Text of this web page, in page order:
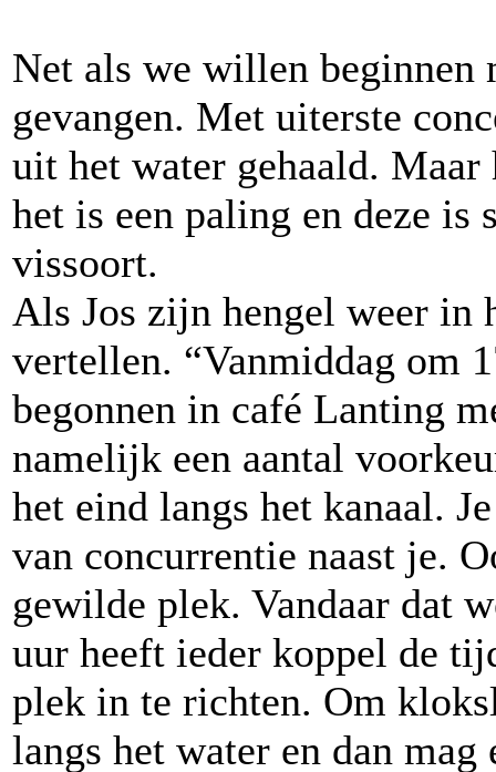
Net als we willen beginnen
gevangen. Met uiterste
uit het water gehaald.
het is een paling en deze is
vissoort.
Als Jos zijn hengel weer in
vertellen. “Vanmiddag om
begonnen in café Lanting
namelijk een aantal
het eind langs het kanaal.
van concurrentie naast je.
gewilde plek. Vandaar dat
uur heeft ieder koppel de
plek in te richten. Om
langs het water en dan